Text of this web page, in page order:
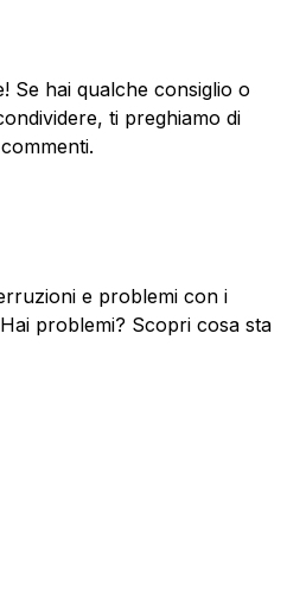
Se hai qualche consiglio o
ti preghiamo di
e problemi con i
problemi? Scopri cosa sta